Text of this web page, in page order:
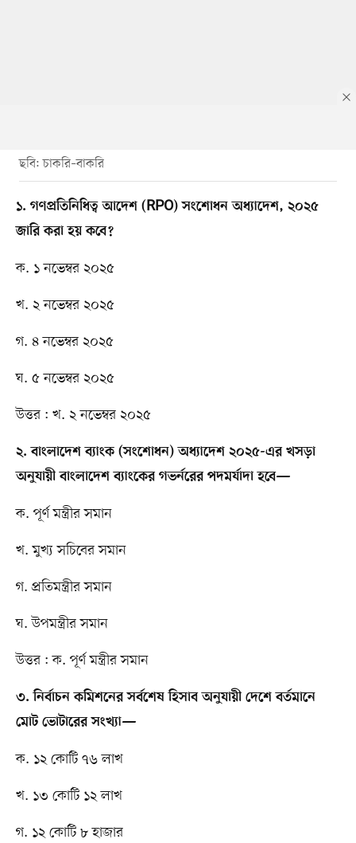
ছবি: চাকরি–বাকরি
১. গণপ্রতিনিধিত্ব আদেশ (RPO) সংশোধন অধ্যাদেশ, ২০২৫
জারি করা হয় কবে?
ক. ১ নভেম্বর ২০২৫
খ. ২ নভেম্বর ২০২৫
গ. ৪ নভেম্বর ২০২৫
ঘ. ৫ নভেম্বর ২০২৫
উত্তর : খ. ২ নভেম্বর ২০২৫
২. বাংলাদেশ ব্যাংক (সংশোধন) অধ্যাদেশ ২০২৫-এর খসড়া
অনুযায়ী বাংলাদেশ ব্যাংকের গভর্নরের পদমর্যাদা হবে—
ক. পূর্ণ মন্ত্রীর সমান
খ. মুখ্য সচিবের সমান
গ. প্রতিমন্ত্রীর সমান
ঘ. উপমন্ত্রীর সমান
উত্তর : ক. পূর্ণ মন্ত্রীর সমান
৩. নির্বাচন কমিশনের সর্বশেষ হিসাব অনুযায়ী দেশে বর্তমানে
মোট ভোটারের সংখ্যা—
ক. ১২ কোটি ৭৬ লাখ
খ. ১৩ কোটি ১২ লাখ
গ. ১২ কোটি ৮ হাজার